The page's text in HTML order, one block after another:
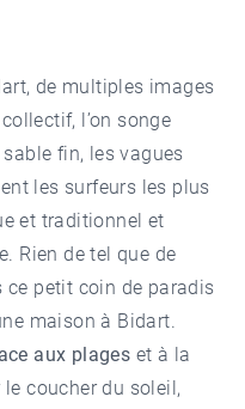
de multiples images
l’on songe
fin, les vagues
les surfeurs les plus
et traditionnel et
Rien de tel que de
ce petit coin de paradis
maison à Bidart.
aux plages et à la
coucher du soleil,